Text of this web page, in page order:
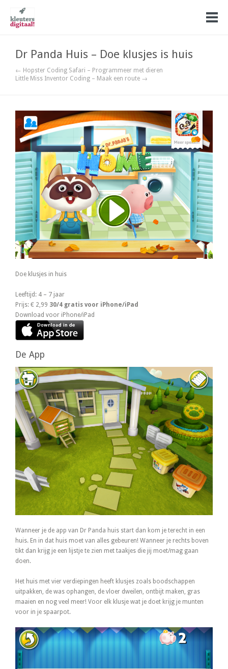
Dr Panda Huis – Doe klusjes is huis
← Hopster Coding Safari – Programmeer met dieren
Little Miss Inventor Coding – Maak een route →
Doe klusjes in huis
Leeftijd: 4 – 7 jaar
Prijs: € 2,99 30/4 gratis voor iPhone/iPad
Download voor iPhone/iPad
De App
Wanneer je de app van Dr Panda huis start dan kom je terecht in een
huis. En in dat huis moet van alles gebeuren! Wanneer je rechts boven
tikt dan krijg je een lijstje te zien met taakjes die jij moet/mag gaan
doen.
Het huis met vier verdiepingen heeft klusjes zoals boodschappen
uitpakken, de was ophangen, de vloer dweilen, ontbijt maken, gras
maaien en nog veel meer! Voor elk klusje wat je doet krijg je munten
voor in je spaarpot.